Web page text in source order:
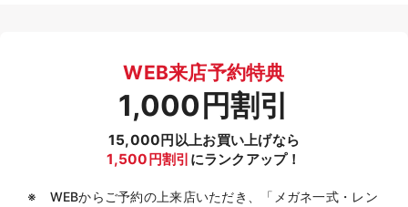
WEB来店予約特典
1,000円割引
15,000円以上お買い上げなら
1,500円割引 にランクアップ！
WEBからご予約の上来店いただき、「メガネ一式・レン